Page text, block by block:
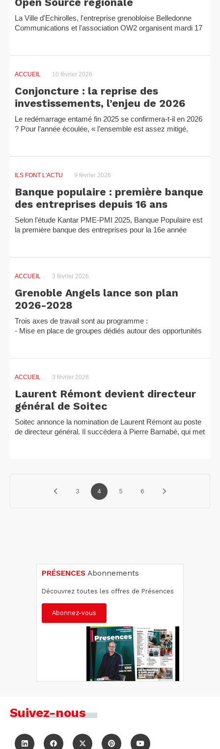
La Ville d'Echirolles, l'entreprise grenobloise Belledonne
Communications et l'association OW2 organisent mardi 17
ACCUEIL 10 février 2026
Conjoncture : la reprise des
investissements, l’enjeu de 2026
Le redémarrage entamé fin 2025 se confirmera-t-il en 2026
? Pour l’année écoulée, « l’ensemble est assez mitigé,
ILS FONT L'ACTU 9 février 2026
Banque populaire : première banque
des entreprises depuis 16 ans
Selon l’étude Kantar PME-PMI 2025, Banque Populaire est
la première banque des entreprises pour la 16e année
ACCUEIL 3 février 2026
Grenoble Angels lance son plan
2026-2028
Trois axes de travail sont au programme :
- Mise en place de groupes dédiés autour des opportunités
ACCUEIL 3 février 2026
Laurent Rémont devient directeur
général de Soitec
Soitec annonce la nomination de Laurent Rémont au poste
de directeur général. Il succédera à Pierre Barnabé, qui met
3 4 5 6
PRÉSENCES Abonnements
Découvrez toutes les offres de Présences
Abonnez-vous
Suivez-nous